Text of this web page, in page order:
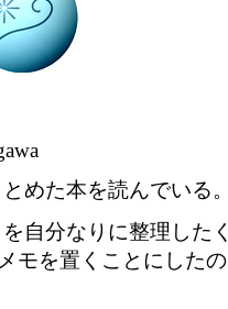
めた本を読んでいる。
自分なりに整理したく
モを置くことにしたの